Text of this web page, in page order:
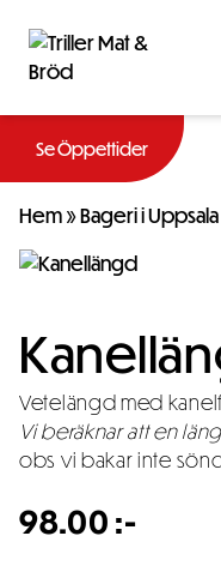
Se Öppettider
Hem»Bageri i Uppsala
Vetelängd med
Vi beräknar att en
obs vi bakar inte
98.00 :-